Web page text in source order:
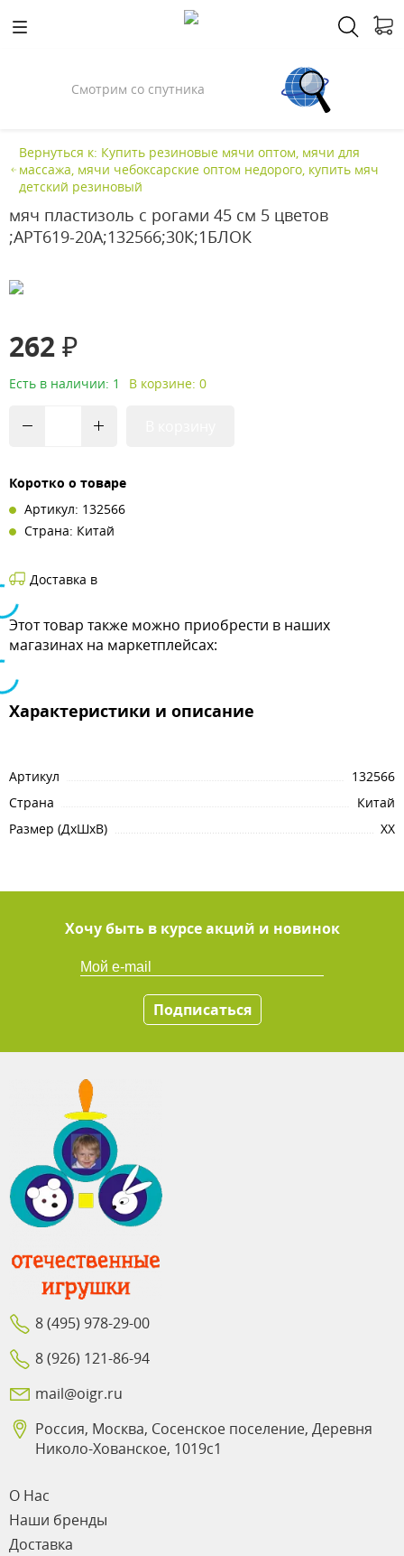
Смотрим со спутника
Вернуться к: Купить резиновые мячи оптом, мячи для
массажа, мячи чебоксарские оптом недорого, купить мяч
детский резиновый
мяч пластизоль с рогами 45 см 5 цветов
;АРТ619-20A;132566;30К;1БЛОК
262 ₽
Есть в наличии: 1 В корзине: 0
Коротко о товаре
Артикул: 132566
Страна: Китай
Доставка в
Этот товар также можно приобрести в наших
магазинах на маркетплейсах:
Характеристики и описание
Артикул
132566
Страна
Китай
Размер (ДхШхВ)
XX
Хочу быть в курсе акций и новинок
Подписаться
8 (495) 978-29-00
8 (926) 121-86-94
mail@oigr.ru
Россия, Москва, Сосенское поселение, Деревня
Николо-Хованское, 1019с1
О Нас
Наши бренды
Доставка